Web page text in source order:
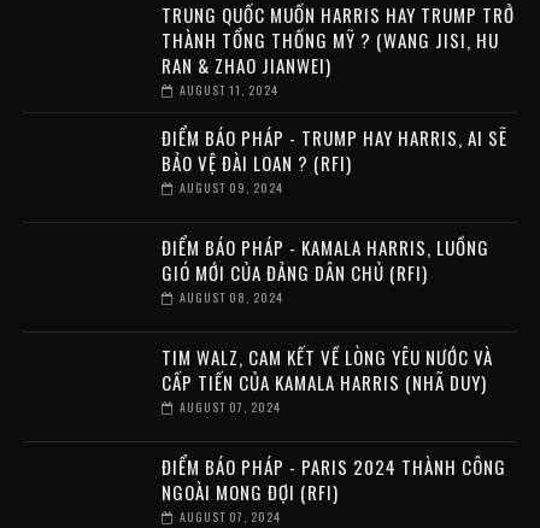
TRUNG QUỐC MUỐN HARRIS HAY TRUMP TRỞ
THÀNH TỔNG THỐNG MỸ ? (WANG JISI, HU
RAN & ZHAO JIANWEI)
AUGUST 11, 2024
ĐIỂM BÁO PHÁP - TRUMP HAY HARRIS, AI SẼ
BẢO VỆ ĐÀI LOAN ? (RFI)
AUGUST 09, 2024
ĐIỂM BÁO PHÁP - KAMALA HARRIS, LUỒNG
GIÓ MỚI CỦA ĐẢNG DÂN CHỦ (RFI)
AUGUST 08, 2024
TIM WALZ, CAM KẾT VỀ LÒNG YÊU NƯỚC VÀ
CẤP TIẾN CỦA KAMALA HARRIS (NHÃ DUY)
AUGUST 07, 2024
ĐIỂM BÁO PHÁP - PARIS 2024 THÀNH CÔNG
NGOÀI MONG ĐỢI (RFI)
AUGUST 07, 2024